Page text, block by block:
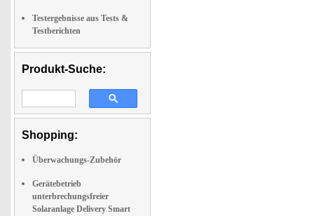
Testergebnisse aus Tests &
Testberichten
Produkt-Suche:
Shopping:
Überwachungs-Zubehör
Gerätebetrieb
unterbrechungsfreier
Solaranlage Delivery Smart